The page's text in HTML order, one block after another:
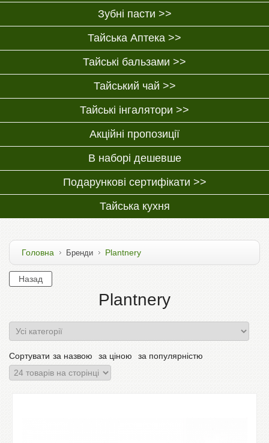
Зубні пасти >>
Тайська Аптека >>
Тайські бальзами >>
Тайський чай >>
Тайські інгалятори >>
Акційні пропозиції
В наборі дешевше
Подарункові сертифікати >>
Тайська кухня
Головна Бренди Plantnery
Plantnery
Сортувати за назвою за ціною за популярністю